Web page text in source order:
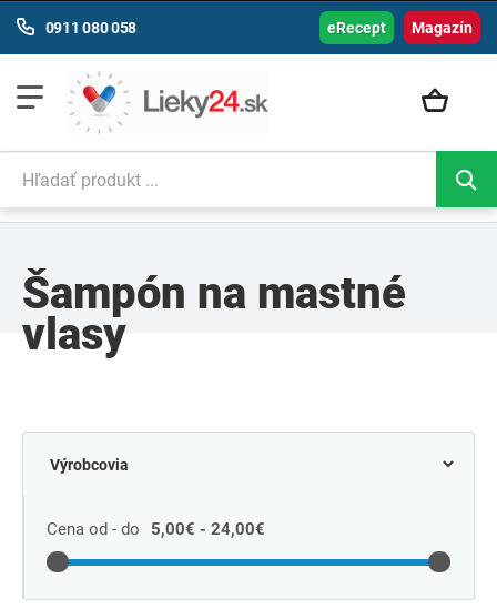
Magazín
0911 080 058 eRecept
Šampón na mastné
vlasy
Cena od - do 5,00€ - 24,00€